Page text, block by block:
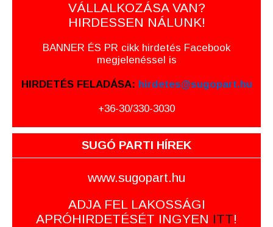
VÁLLALKOZÁSA VAN?
HIRDESSEN NÁLUNK!
BANNER ÉS PR cikk hirdetés Facebook
megjelenéssel is
HIRDETÉS FELADÁSA: hirdetes@sugopart.hu
+36-30/330-3030
SUGÓ PARTI HÍREK
www.sugopart.hu
ADJA FEL LAKOSSÁGI
APRÓHIRDETÉSÉT INGYEN ITT!